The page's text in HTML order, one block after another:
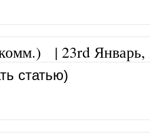
| 23rd Январь,
статью)